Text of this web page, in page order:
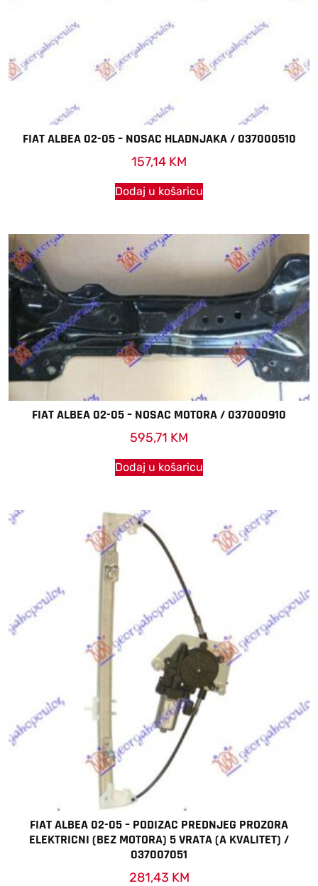
FIAT ALBEA 02-05 – NOSAC HLADNJAKA / 037000510
157,14 KM
Dodaj u košaricu
FIAT ALBEA 02-05 – NOSAC MOTORA / 037000910
595,71 KM
Dodaj u košaricu
FIAT ALBEA 02-05 – PODIZAC PREDNJEG PROZORA
ELEKTRICNI (BEZ MOTORA) 5 VRATA (A KVALITET) /
037007051
281,43 KM